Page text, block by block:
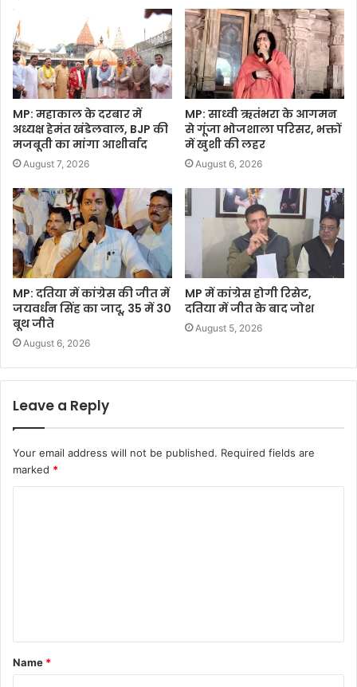
MP: महाकाल के दरबार में
अध्यक्ष हेमंत खंडेलवाल, BJP की
मजबूती का मांगा आशीर्वाद
August 7, 2026
MP: साध्वी ऋतंभरा के आगमन
से गूंजा भोजशाला परिसर, भक्तों
में खुशी की लहर
August 6, 2026
MP: दतिया में कांग्रेस की जीत में
जयवर्धन सिंह का जादू, 35 में 30
बूथ जीते
August 6, 2026
MP में कांग्रेस होगी रिसेट,
दतिया में जीत के बाद जोश
August 5, 2026
Leave a Reply
Your email address will not be published. Required fields are
marked *
t
*
Name *